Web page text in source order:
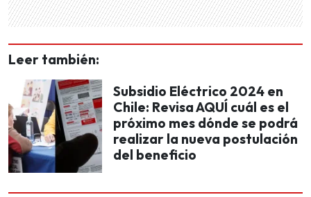
Leer también:
Subsidio Eléctrico 2024 en
Chile: Revisa AQUÍ cuál es el
próximo mes dónde se podrá
realizar la nueva postulación
del beneficio